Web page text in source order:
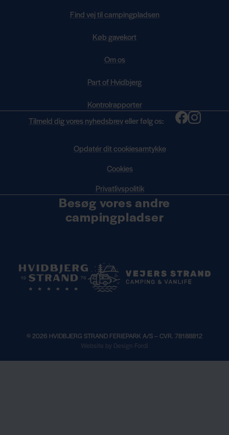
Find vej til campingpladsen
Køb gavekort
Om os
Part of Hvidbjerg
Kontrolrapporter
Tilmeld dig vores nyhedsbreveller følg os:
Opdatér dit cookiesamtykke
Cookies
Privatlivspolitik
Besøg vores andre
campingpladser
© 2026 HVIDBJERG STRAND FERIEPARK A/S – CVR. 78188812
Website by Design Fordi
Book sæsonplads til 2027 —Læs mere